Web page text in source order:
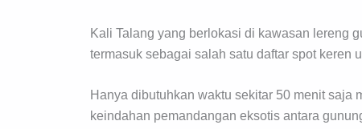
Kali Talang yang berlokasi di kawasan lereng
termasuk sebagai salah satu daftar spot keren
Hanya dibutuhkan waktu sekitar 50 menit saja
keindahan pemandangan eksotis antara